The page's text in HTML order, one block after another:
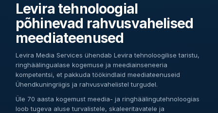
Levira tehnoloogial
põhinevad rahvusvahelised
meediateenused
Levira Media Services ühendab Levira tehnoloogilise taristu,
ringhäälingualase kogemuse ja meediainseneeria
kompetentsi, et pakkuda töökindlaid meediateenuseid
Ühendkuningriigis ja rahvusvahelistel turgudel.
Üle 70 aasta kogemust meedia- ja ringhäälingutehnoloogias
loob tugeva aluse turvalistele, skaleeritavatele ja